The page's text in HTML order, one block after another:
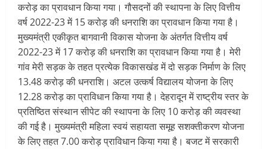
करोड़ का प्रावधान किया गया। गौसदनों की स्थापना के लिए वित्तीय
वर्ष 2022-23 में 15 करोड़ की धनराशि का प्रावधान किया गया है।
मुख्यमंत्री एकीकृत बागवानी विकास योजना के अंतर्गत वित्तीय वर्ष
2022-23 में 17 करोड़ की धनराशि का प्रावधान किया गया है। मेरी
गांव मेरी सड़क के तहत प्रत्येक विकासखंड में दो सड़क निर्माण के लिए
13.48 करोड़ की धनराशि। अटल उत्कर्ष विद्यालय योजना के लिए
12.28 करोड़ का प्राविधान किया गया है। देहरादून में राष्ट्रीय स्तर के
प्रतिष्ठित संस्थान सीपेट की स्थापना के लिए 10 करोड़ की व्यवस्था
की गई है। मुख्यमंत्री महिला स्वयं सहायता समूह सशक्तीकरण योजना
के लिए तहत 7.00 करोड़ प्राविधान किया गया है। बजट में सरकारी